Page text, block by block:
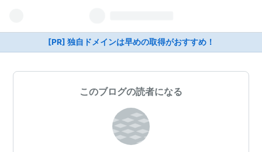
[PR] 独自ドメインは早めの取得がおすすめ！
このブログの読者になる